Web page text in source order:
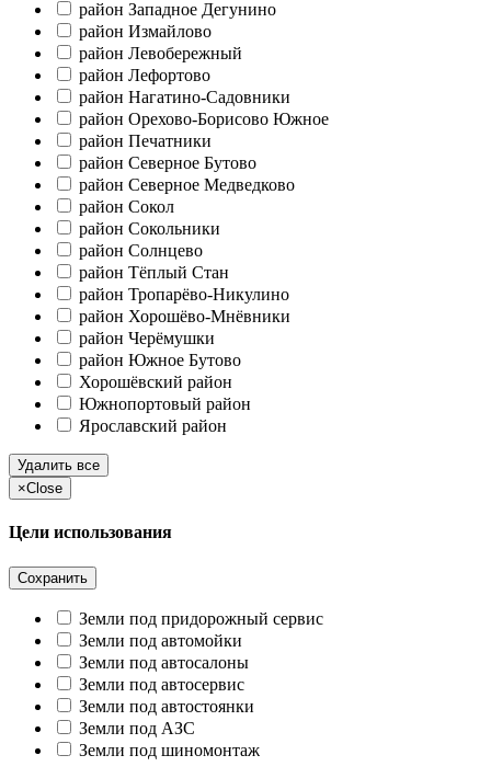
район Западное Дегунино
район Измайлово
район Левобережный
район Лефортово
район Нагатино-Садовники
район Орехово-Борисово Южное
район Печатники
район Северное Бутово
район Северное Медведково
район Сокол
район Сокольники
район Солнцево
район Тёплый Стан
район Тропарёво-Никулино
район Хорошёво-Мнёвники
район Черёмушки
район Южное Бутово
Хорошёвский район
Южнопортовый район
Ярославский район
Удалить все
×Close
Цели использования
Сохранить
Земли под придорожный сервис
Земли под автомойки
Земли под автосалоны
Земли под автосервис
Земли под автостоянки
Земли под АЗС
Земли под шиномонтаж